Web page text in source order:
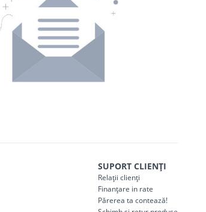
SUPORT CLIENȚI
Relații clienți
Finanțare in rate
Părerea ta contează!